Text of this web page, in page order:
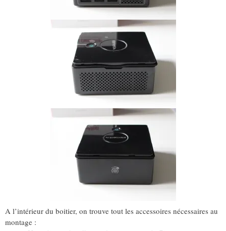
A l’intérieur du boitier, on trouve tout les accessoires nécessaires au
montage :